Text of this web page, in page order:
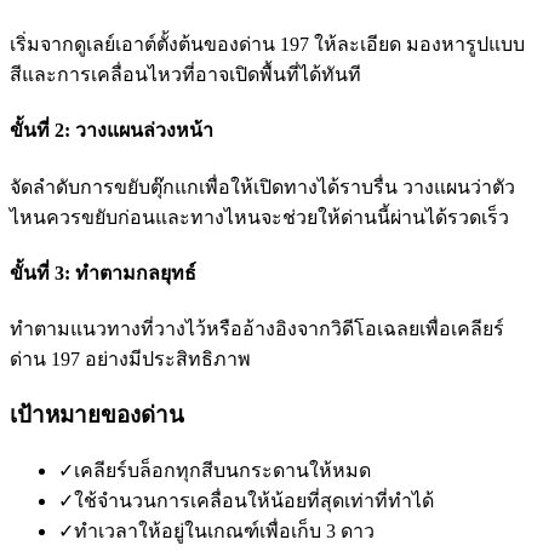
เริ่มจากดูเลย์เอาต์ตั้งต้นของด่าน 197 ให้ละเอียด มองหารูปแบบ
สีและการเคลื่อนไหวที่อาจเปิดพื้นที่ได้ทันที
ขั้นที่ 2: วางแผนล่วงหน้า
จัดลำดับการขยับตุ๊กแกเพื่อให้เปิดทางได้ราบรื่น วางแผนว่าตัว
ไหนควรขยับก่อนและทางไหนจะช่วยให้ด่านนี้ผ่านได้รวดเร็ว
ขั้นที่ 3: ทำตามกลยุทธ์
ทำตามแนวทางที่วางไว้หรืออ้างอิงจากวิดีโอเฉลยเพื่อเคลียร์
ด่าน 197 อย่างมีประสิทธิภาพ
เป้าหมายของด่าน
✓เคลียร์บล็อกทุกสีบนกระดานให้หมด
✓ใช้จำนวนการเคลื่อนให้น้อยที่สุดเท่าที่ทำได้
✓ทำเวลาให้อยู่ในเกณฑ์เพื่อเก็บ 3 ดาว